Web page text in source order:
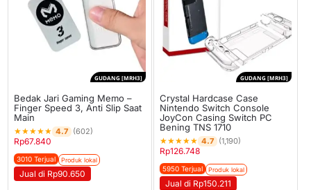
GUDANG [MRH3]
Bedak Jari Gaming Memo –
Finger Speed 3, Anti Slip Saat
Main
★★★★★ 4.7 (602)
Rp67.840
3010 Terjual Produk lokal
Jual di Rp90.650
GUDANG [MRH3]
Crystal Hardcase Case
Nintendo Switch Console
JoyCon Casing Switch PC
Bening TNS 1710
★★★★★ 4.7 (1,190)
Rp126.748
5950 Terjual Produk lokal
Jual di Rp150.211